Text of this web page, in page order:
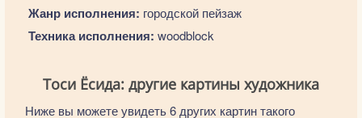
Жанр исполнения: городской пейзаж
Техника исполнения: woodblock
Тоси Ёсида: другие картины художника
Ниже вы можете увидеть 6 других картин такого